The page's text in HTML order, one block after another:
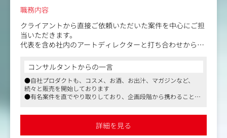
職務内容
クライアントから直接ご依頼いただいた案件を中心にご担
当いただきます。
代表を含め社内のアートディレクターと打ち合わせから参
にコンセプトなどを組み立てていきます。
実制作に入ると、クライアントとのやり取りもデザイナー
が担当することも多いため、デザイナー中心で案件を進め
ていきます。
ようにユーザーへ訴求するか、効果的なアプローチ方法は
無いかなど、マーケティング能力を発揮できる場面も多数
コンサルタントからの一言
●自社プロダクトも、コスメ、お酒、お出汁、マガジンなど、
続々と販売を開始しております
●有名案件を直でやり取りしており、企画段階から携わることが
落ち着いたおしゃれな雰囲気です詳細を見る